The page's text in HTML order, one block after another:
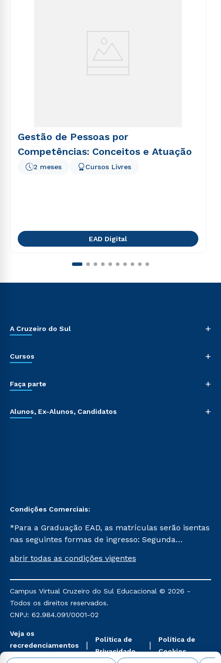
Gestão de Pessoas por
Competências: Conceitos e Atuação
2 meses Cursos Livres
EAD Digital
A Cruzeiro do Sul +
Cursos +
Faça parte +
Alunos, Ex-Alunos, Candidatos +
Condições Comerciais:
*Para a Graduação EAD, as matrículas serão isentas
nas seguintes formas de ingresso: Segunda
Já para as demais, a taxa de matrícula será de R$
mencionadas são referentes aos cursos: Ensino
Religioso, Geografia para a Docência e Metodologia
do Ensino de História: Questões Atuais.
abrir todas as condições vigentes
Campus Virtual Cruzeiro do Sul Educacional © 2026 -
Todos os direitos reservados.
CNPJ: 62.984.091/0001-02
Veja os
recredenciamentos
aqui
Política de
Privacidade
Política de
Cookies